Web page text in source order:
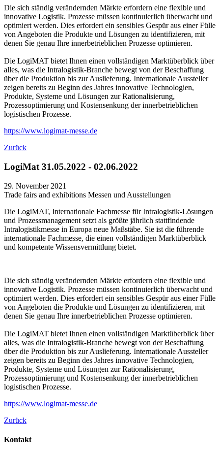
Die sich ständig verändernden Märkte erfordern eine flexible und
innovative Logistik. Prozesse müssen kontinuierlich überwacht und
optimiert werden. Dies erfordert ein sensibles Gespür aus einer Fülle
von Angeboten die Produkte und Lösungen zu identifizieren, mit
denen Sie genau Ihre innerbetrieblichen Prozesse optimieren.
Die LogiMAT bietet Ihnen einen vollständigen Marktüberblick über
alles, was die Intralogistik-Branche bewegt von der Beschaffung
über die Produktion bis zur Auslieferung. Internationale Aussteller
zeigen bereits zu Beginn des Jahres innovative Technologien,
Produkte, Systeme und Lösungen zur Rationalisierung,
Prozessoptimierung und Kostensenkung der innerbetrieblichen
logistischen Prozesse.
https://www.logimat-messe.de
Zurück
LogiMat 31.05.2022 - 02.06.2022
29. November 2021
Trade fairs and exhibitions Messen und Ausstellungen
Die LogiMAT, Internationale Fachmesse für Intralogistik-Lösungen
und Prozessmanagement setzt als größte jährlich stattfindende
Intralogistikmesse in Europa neue Maßstäbe. Sie ist die führende
internationale Fachmesse, die einen vollständigen Marktüberblick
und kompetente Wissensvermittlung bietet.
Die sich ständig verändernden Märkte erfordern eine flexible und
innovative Logistik. Prozesse müssen kontinuierlich überwacht und
optimiert werden. Dies erfordert ein sensibles Gespür aus einer Fülle
von Angeboten die Produkte und Lösungen zu identifizieren, mit
denen Sie genau Ihre innerbetrieblichen Prozesse optimieren.
Die LogiMAT bietet Ihnen einen vollständigen Marktüberblick über
alles, was die Intralogistik-Branche bewegt von der Beschaffung
über die Produktion bis zur Auslieferung. Internationale Aussteller
zeigen bereits zu Beginn des Jahres innovative Technologien,
Produkte, Systeme und Lösungen zur Rationalisierung,
Prozessoptimierung und Kostensenkung der innerbetrieblichen
logistischen Prozesse.
https://www.logimat-messe.de
Zurück
Kontakt